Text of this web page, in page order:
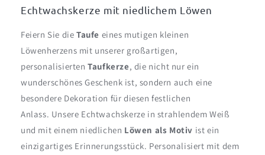
Echtwachskerze mit niedlichem Löwen
Feiern Sie die Taufe eines mutigen kleinen
Löwenherzens mit unserer großartigen,
personalisiertenTaufkerze, die nicht nur ein
wunderschönes Geschenk ist, sondern auch eine
besondere Dekoration für diesen festlichen
Anlass. Unsere Echtwachskerze in strahlendem Weiß
und mit einem niedlichen Löwen als Motiv ist ein
einzigartiges Erinnerungsstück. Personalisiert mit dem